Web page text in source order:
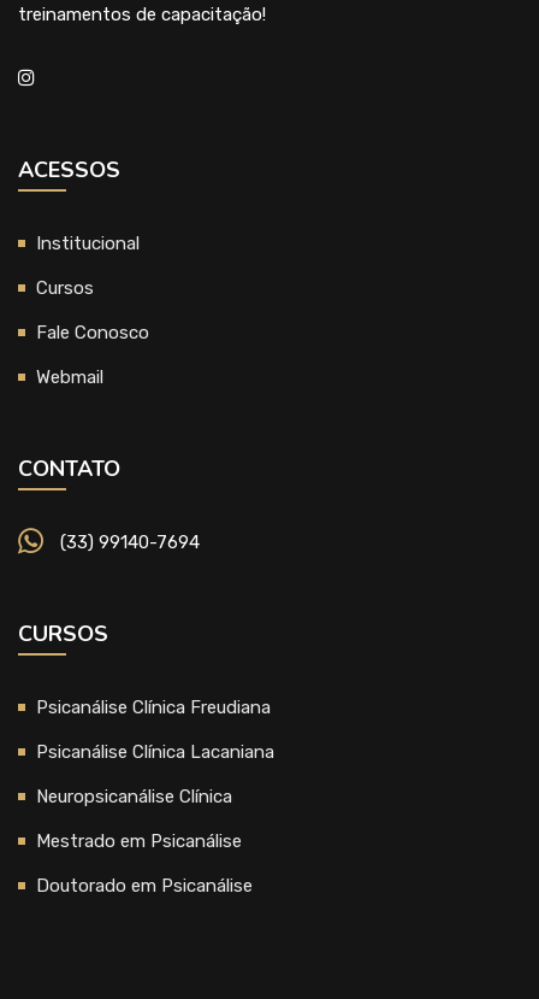
treinamentos de capacitação!
ACESSOS
Institucional
Cursos
Fale Conosco
Webmail
CONTATO
(33) 99140-7694
CURSOS
Psicanálise Clínica Freudiana
Psicanálise Clínica Lacaniana
Neuropsicanálise Clínica
Mestrado em Psicanálise
Doutorado em Psicanálise